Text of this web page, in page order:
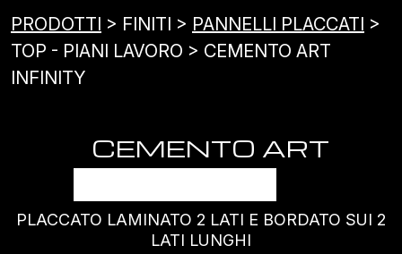
PRODOTTI > FINITI > PANNELLI PLACCATI >
TOP - PIANI LAVORO > CEMENTO ART
INFINITY
CEMENTO ART
INFINITY
PLACCATO LAMINATO 2 LATI E BORDATO SUI 2
LATI LUNGHI